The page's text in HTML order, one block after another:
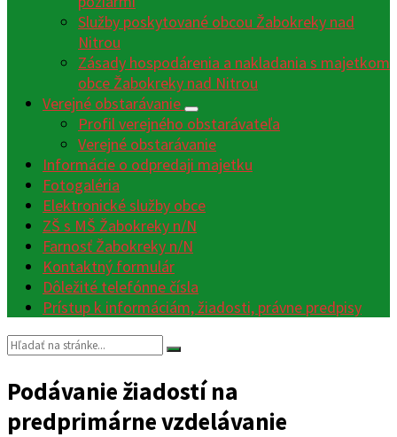
Služby poskytované obcou Žabokreky nad
Nitrou
Zásady hospodárenia a nakladania s majetkom
obce Žabokreky nad Nitrou
Verejné obstarávanie
Profil verejného obstarávateľa
Verejné obstarávanie
Informácie o odpredaji majetku
Fotogaléria
Elektronické služby obce
ZŠ s MŠ Žabokreky n/N
Farnosť Žabokreky n/N
Kontaktný formulár
Dôležité telefónne čísla
Prístup k informáciám, žiadosti, právne predpisy
Vyhľadávanie:
Podávanie žiadostí na
predprimárne vzdelávanie